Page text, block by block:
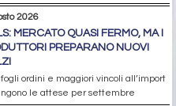
2026
MERCATO QUASI FERMO, MA I
PREPARANO NUOVI
ordini e maggiori vincoli all’import
le attese per settembre